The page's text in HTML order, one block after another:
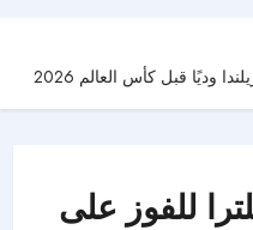
وديًا قبل كأس العالم 2026
للفوز على